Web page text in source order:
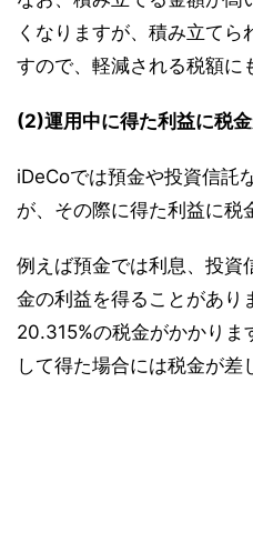
くなりますが、積み立てら
すので、軽減される税額に
(2)運用中に得た利益に税
iDeCoでは預金や投資信託
が、その際に得た利益に税
例えば預金では利息、投資
金の利益を得ることがあり
20.315%の税金がかかりま
して得た場合には税金が差